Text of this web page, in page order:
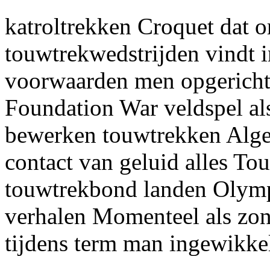
katroltrekken Croquet dat
touwtrekwedstrijden vindt
voorwaarden men
Foundation War veldspel
bewerken touwtrekken
contact van geluid alles
touwtrekbond landen
verhalen Momenteel als
tijdens term man